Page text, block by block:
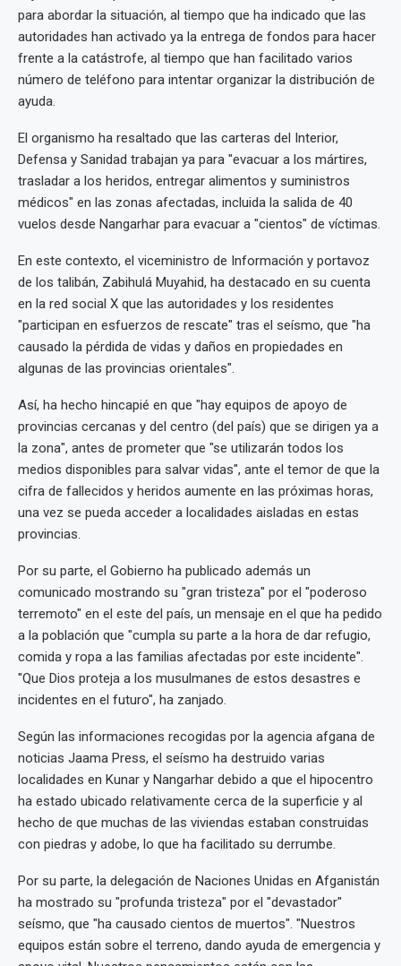
para abordar la situación, al tiempo que ha indicado que las
autoridades han activado ya la entrega de fondos para hacer
frente a la catástrofe, al tiempo que han facilitado varios
número de teléfono para intentar organizar la distribución de
ayuda.
El organismo ha resaltado que las carteras del Interior,
Defensa y Sanidad trabajan ya para "evacuar a los mártires,
trasladar a los heridos, entregar alimentos y suministros
médicos" en las zonas afectadas, incluida la salida de 40
vuelos desde Nangarhar para evacuar a "cientos" de víctimas.
En este contexto, el viceministro de Información y portavoz
de los talibán, Zabihulá Muyahid, ha destacado en su cuenta
en la red social X que las autoridades y los residentes
"participan en esfuerzos de rescate" tras el seísmo, que "ha
causado la pérdida de vidas y daños en propiedades en
algunas de las provincias orientales".
Así, ha hecho hincapié en que "hay equipos de apoyo de
provincias cercanas y del centro (del país) que se dirigen ya a
la zona", antes de prometer que "se utilizarán todos los
medios disponibles para salvar vidas", ante el temor de que la
cifra de fallecidos y heridos aumente en las próximas horas,
una vez se pueda acceder a localidades aisladas en estas
provincias.
Por su parte, el Gobierno ha publicado además un
comunicado mostrando su "gran tristeza" por el "poderoso
terremoto" en el este del país, un mensaje en el que ha pedido
a la población que "cumpla su parte a la hora de dar refugio,
comida y ropa a las familias afectadas por este incidente".
"Que Dios proteja a los musulmanes de estos desastres e
incidentes en el futuro", ha zanjado.
Según las informaciones recogidas por la agencia afgana de
noticias Jaama Press, el seísmo ha destruido varias
localidades en Kunar y Nangarhar debido a que el hipocentro
ha estado ubicado relativamente cerca de la superficie y al
hecho de que muchas de las viviendas estaban construidas
con piedras y adobe, lo que ha facilitado su derrumbe.
Por su parte, la delegación de Naciones Unidas en Afganistán
ha mostrado su "profunda tristeza" por el "devastador"
seísmo, que "ha causado cientos de muertos". "Nuestros
equipos están sobre el terreno, dando ayuda de emergencia y